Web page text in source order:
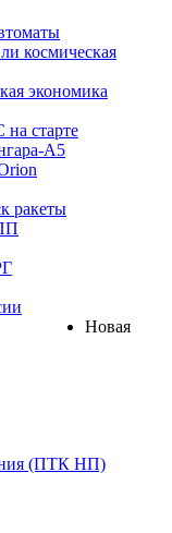
космическая
экономика
старте
А5
ракеты
Новая
(ПТК НП)